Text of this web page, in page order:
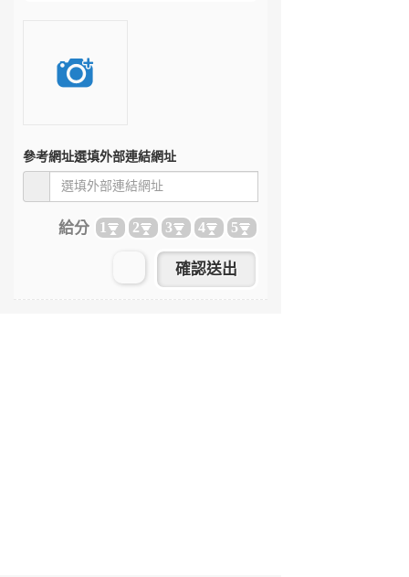
參考網址選填外部連結網址
給分 1 2 3 4 5